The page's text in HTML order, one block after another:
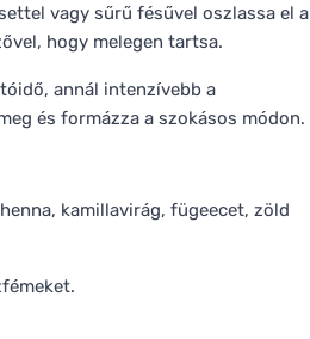
vagy sűrű fésűvel oszlassa el a
hogy melegen tartsa.
annál intenzívebb a
és formázza a szokásos módon.
kamillavirág, fügeecet, zöld